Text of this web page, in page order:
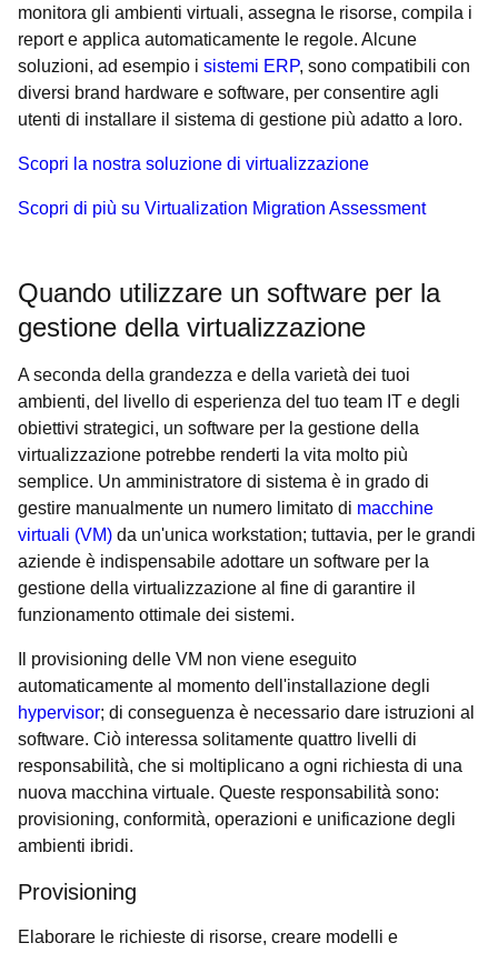
monitora gli ambienti virtuali, assegna le risorse, compila i
report e applica automaticamente le regole. Alcune
soluzioni, ad esempio i sistemi ERP, sono compatibili con
diversi brand hardware e software, per consentire agli
utenti di installare il sistema di gestione più adatto a loro.
Scopri la nostra soluzione di virtualizzazione
Scopri di più su Virtualization Migration Assessment
Quando utilizzare un software per la
gestione della virtualizzazione
A seconda della grandezza e della varietà dei tuoi
ambienti, del livello di esperienza del tuo team IT e degli
obiettivi strategici, un software per la gestione della
virtualizzazione potrebbe renderti la vita molto più
semplice. Un amministratore di sistema è in grado di
gestire manualmente un numero limitato di macchine
virtuali (VM) da un'unica workstation; tuttavia, per le grandi
aziende è indispensabile adottare un software per la
gestione della virtualizzazione al fine di garantire il
funzionamento ottimale dei sistemi.
Il provisioning delle VM non viene eseguito
automaticamente al momento dell'installazione degli
hypervisor; di conseguenza è necessario dare istruzioni al
software. Ciò interessa solitamente quattro livelli di
responsabilità, che si moltiplicano a ogni richiesta di una
nuova macchina virtuale. Queste responsabilità sono:
provisioning, conformità, operazioni e unificazione degli
ambienti ibridi.
Provisioning
Elaborare le richieste di risorse, creare modelli e